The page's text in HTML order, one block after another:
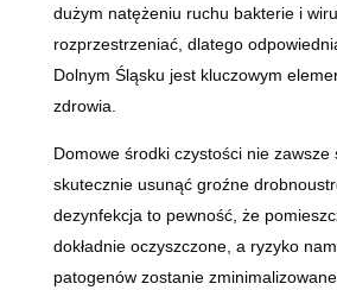
dużym natężeniu ruchu bakterie i
rozprzestrzeniać, dlatego
Dolnym Śląsku jest kluczowym
zdrowia.
Domowe środki czystości nie zawsze
skutecznie usunąć groźne
dezynfekcja to pewność, że
dokładnie oczyszczone, a ryzyko
patogenów zostanie